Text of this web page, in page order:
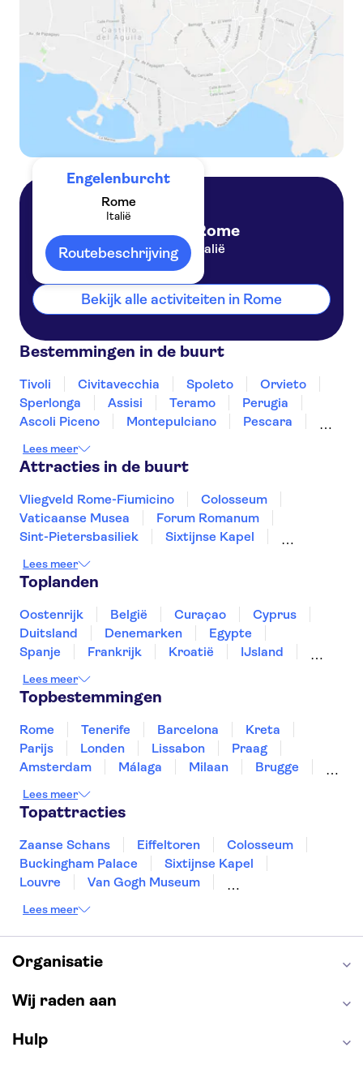
Engelenburcht
Rome
Italië
Routebeschrijving
Rome
Italië
Bekijk alle activiteiten in Rome
Bestemmingen in de buurt
Tivoli Civitavecchia Spoleto
Orvieto
Sperlonga
Assisi Teramo
Perugia
Ascoli Piceno
Montepulciano
Pescara
Lees meer
Attracties in de buurt
Vliegveld Rome-Fiumicino
Colosseum
Vaticaanse Musea
Forum Romanum
Sint-Pietersbasiliek
Sixtijnse Kapel
De Vesuvius
Rome: eten en wijn
Herculaneum
Murano en Burano
Lees meer
Toplanden
Oostenrijk België Curaçao
Cyprus
Duitsland
Denemarken
Egypte
Spanje
Frankrijk Kroatië
IJsland
Noorwegen
Portugal
Thailand
Tunesië
Lees meer
Topbestemmingen
Rome Tenerife Barcelona
Kreta
Parijs
Londen Lissabon
Praag
Amsterdam
Málaga Milaan
Brugge
Den Haag
Utrecht
Haarlem
Leiden
Lees meer
Topattracties
Zaanse Schans Eiffeltoren
Colosseum
Buckingham Palace
Sixtijnse Kapel
Louvre
Van Gogh Museum
Tower of London
Moulin Rouge
Keukenhof
ARTIS
Edinburgh Castle
Alhambra
Lees meer
Organisatie
Wij raden aan
Hulp